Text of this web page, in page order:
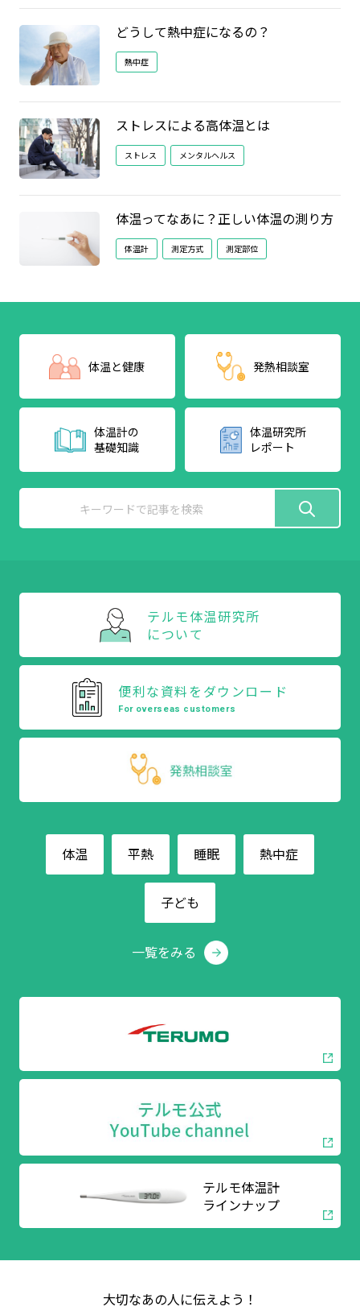
どうして熱中症になるの？
熱中症
ストレスによる高体温とは
ストレス メンタルヘルス
体温ってなあに？正しい体温の測り方
体温計 測定方式 測定部位
体温と健康 発熱相談室
体温計の
基礎知識
体温研究所
レポート
テルモ体温研究所
について
便利な資料を ダウンロード
For overseas customers
体温 平熱 睡眠 熱中症
子ども
一覧をみる
テルモ体温計
ラインナップ
大切なあの人に伝えよう！